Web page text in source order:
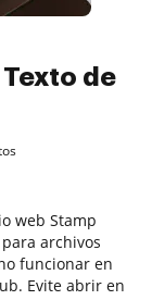
de
web Stamp
archivos
funcionar en
Evite abrir en